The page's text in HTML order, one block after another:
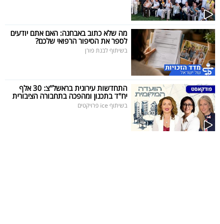
שיתופי
פעולה
דרושים
ניוזלטרים
מייל
מה שלא כתוב באבחנה: האם אתם יודעים
לספר את הסיפור הרפואי שלכם?
בשיתוף לבנת פורן
התחדשות עירונית בראשל"צ: 30 אלף
יח"ד בתכנון ומהפכה בתחבורה הציבורית
בשיתוף ice פרויקטים